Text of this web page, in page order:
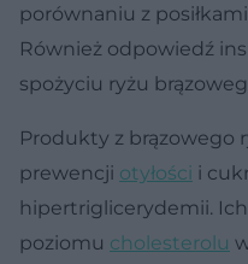
porównaniu z
Również odpowiedź
spożyciu ryżu
Produkty z brązowego
prewencji otyłości i
hipertriglicerydemii.
poziomu cholesterolu